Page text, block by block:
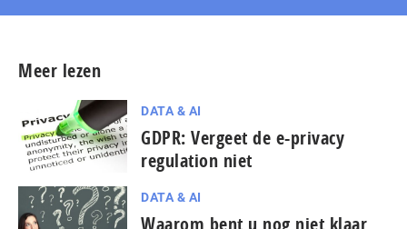
Meer lezen
DATA & AI
GDPR: Vergeet de e-privacy
regulation niet
DATA & AI
Waarom bent u nog niet klaar